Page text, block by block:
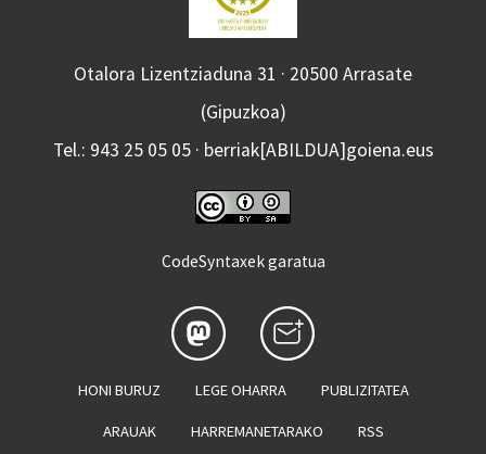
Otalora Lizentziaduna 31 · 20500 Arrasate
(Gipuzkoa)
Tel.: 943 25 05 05 · berriak[ABILDUA]goiena.eus
CodeSyntaxek garatua
HONI BURUZ LEGE OHARRA PUBLIZITATEA
ARAUAK HARREMANETARAKO RSS